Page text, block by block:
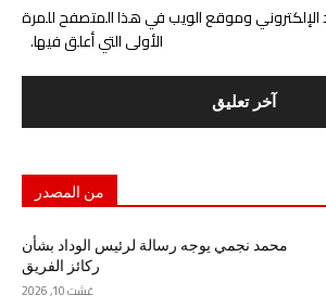
وموقع الويب في هذا المتصفح للمرة
الأولى التي أعلق فيها.
من المصدر
محمد نجمي يوجه رسالة لرئيس الوداد بشأن
ركائز الفريق
غشت 10, 2026